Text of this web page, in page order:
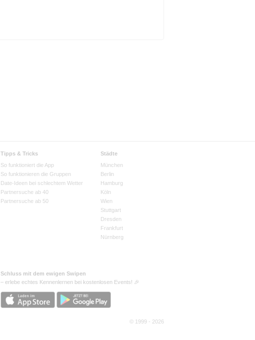
Tipps & Tricks
So funktioniert die App
So funktionieren die Gruppen
Date-Ideen bei schlechtem Wetter
Partnersuche ab 40
Partnersuche ab 50
Städte
München
Berlin
Hamburg
Köln
Wien
Stuttgart
Dresden
Frankfurt
Nürnberg
Schluss mit dem ewigen Swipen
– erlebe echtes Kennenlernen bei kostenlosen Events! 🎉
© 1999 - 2026